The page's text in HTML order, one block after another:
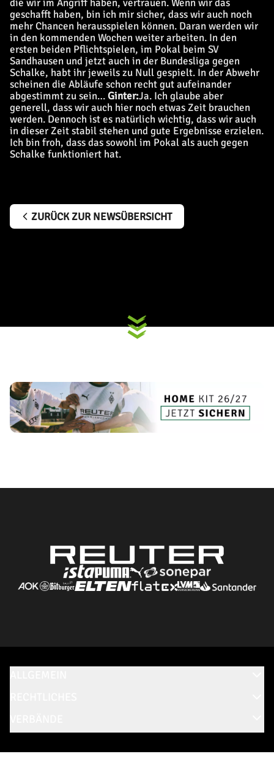
die wir im Angriff haben, vertrauen. Wenn wir das
geschafft haben, bin ich mir sicher, dass wir auch noch
mehr Chancen herausspielen können. Daran werden wir
in den kommenden Wochen weiter arbeiten. In den
ersten beiden Pflichtspielen, im Pokal beim SV
Sandhausen und jetzt auch in der Bundesliga gegen
Schalke, habt ihr jeweils zu Null gespielt. In der Abwehr
scheinen die Abläufe schon recht gut aufeinander
abgestimmt zu sein…Ginter:Ja. Ich glaube aber
generell, dass wir auch hier noch etwas Zeit brauchen
werden. Dennoch ist es natürlich wichtig, dass wir auch
in dieser Zeit stabil stehen und gute Ergebnisse erzielen.
Ich bin froh, dass das sowohl im Pokal als auch gegen
Schalke funktioniert hat.
ZURÜCK ZUR NEWSÜBERSICHT